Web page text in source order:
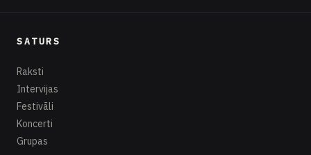
SATURS
Raksti
Intervijas
Festivāli
Koncerti
Grupas